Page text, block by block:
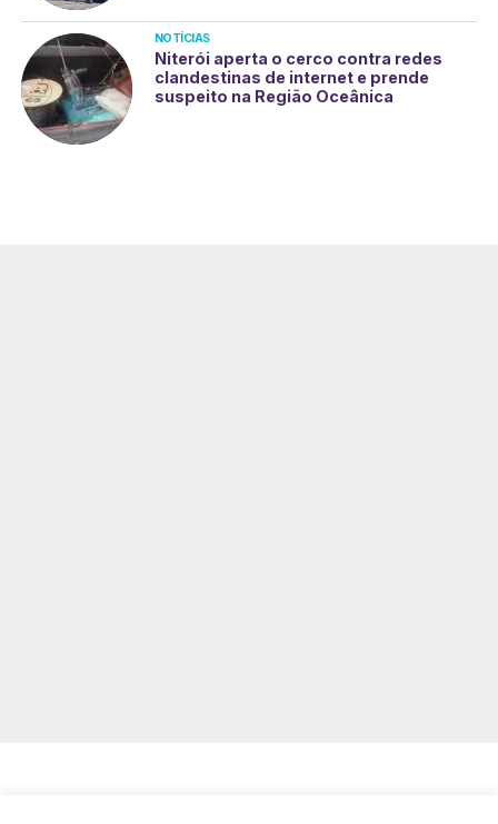
NOTÍCIAS
Niterói aperta o cerco contra redes
clandestinas de internet e prende
suspeito na Região Oceânica